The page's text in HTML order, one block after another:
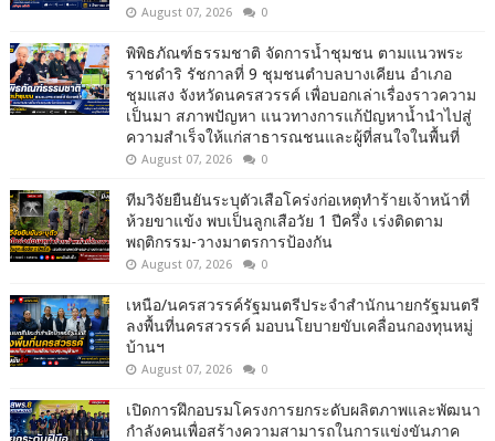
August 07, 2026 0
พิพิธภัณฑ์ธรรมชาติ จัดการน้ำชุมชน ตามแนวพระ
ราชดำริ รัชกาลที่ 9 ชุมชนตำบลบางเคียน อำเภอ
ชุมแสง จังหวัดนครสวรรค์ เพื่อบอกเล่าเรื่องราวความ
เป็นมา สภาพปัญหา แนวทางการแก้ปัญหาน้ำนำไปสู่
ความสำเร็จให้แก่สาธารณชนและผู้ที่สนใจในพื้นที่
August 07, 2026 0
ทีมวิจัยยืนยันระบุตัวเสือโคร่งก่อเหตุทำร้ายเจ้าหน้าที่
ห้วยขาแข้ง พบเป็นลูกเสือวัย 1 ปีครึ่ง เร่งติดตาม
พฤติกรรม-วางมาตรการป้องกัน
August 07, 2026 0
เหนือ/นครสวรรค์รัฐมนตรีประจำสำนักนายกรัฐมนตรี
ลงพื้นที่นครสวรรค์ มอบนโยบายขับเคลื่อนกองทุนหมู่
บ้านฯ
August 07, 2026 0
เปิดการฝึกอบรมโครงการยกระดับผลิตภาพและพัฒนา
กำลังคนเพื่อสร้างความสามารถในการแข่งขันภาค